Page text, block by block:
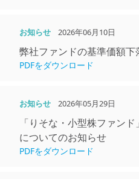
お知らせ 2026年06月10日
弊社ファンドの基準価額下
PDFをダウンロード
お知らせ 2026年05月29日
「りそな・小型株ファン
についてのお知らせ
PDFをダウンロード